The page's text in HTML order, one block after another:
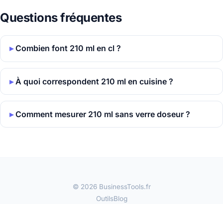
Questions fréquentes
Combien font 210 ml en cl ?
À quoi correspondent 210 ml en cuisine ?
Comment mesurer 210 ml sans verre doseur ?
© 2026 BusinessTools.fr
OutilsBlog